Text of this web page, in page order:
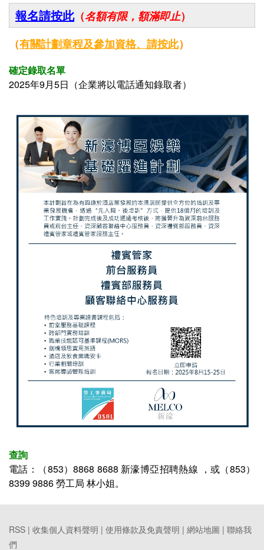
報名請按此（名額有限，額滿即止）
（有關計劃章程及參加資格、 請按此）
確定錄取名單
2025年9月5日（企業將以電話通知錄取者）
查詢
電話：
（853）8868 8688 新濠博亞招聘熱線 ，或（853）
8399 9886勞工局 林小姐。
RSS | 收集個人資料聲明 | 使用條款及免責聲明 | 網站地圖 | 聯絡我
們